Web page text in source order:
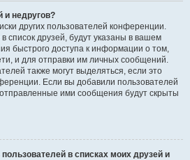
и недругов?
других пользователей конференции.
список друзей, будут указаны в вашем
быстрого доступа к информации о том,
и для отправки им личных сообщений.
также могут выделяться, если это
Если вы добавили пользователей
ими сообщения будут скрыты
в списках моих друзей и